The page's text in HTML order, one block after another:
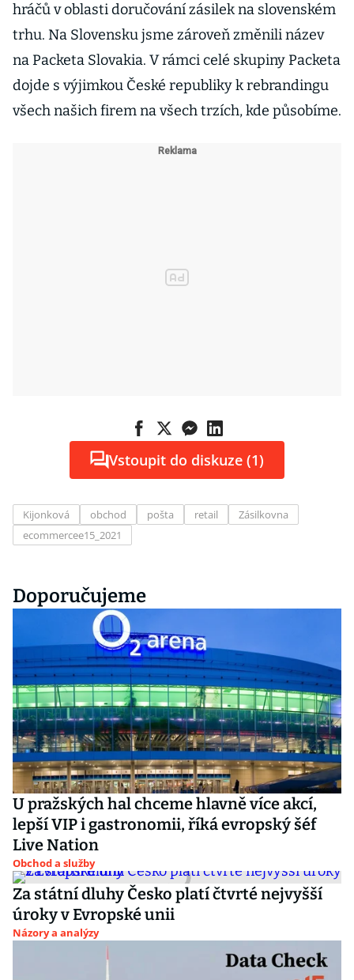
hráčů v oblasti doručování zásilek na slovenském
trhu. Na Slovensku jsme zároveň změnili název
na Packeta Slovakia. V rámci celé skupiny Packeta
dojde s výjimkou České republiky k rebrandingu
všech našich firem na všech trzích, kde působíme.
Vstoupit do diskuze (1)
Kijonková obchod pošta retail
Zásilkovna
ecommercee15_2021
Doporučujeme
U pražských hal chceme hlavně více akcí,
lepší VIP i gastronomii, říká evropský šéf
Live Nation
Obchod a služby
Za státní dluhy Česko platí čtvrté nejvyšší
úroky v Evropské unii
Názory a analýzy